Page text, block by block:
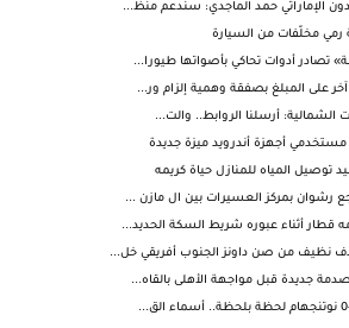
الإماراتي حمد الماجدي: سندعم منظ...
تصادر أدوات تحاكي بأصواتها طيورا...
على المبلغ بصفقة وهمية إلزام ور...
الشمالية: أرسلنا الروابط.. والت...
أجهزة أندرويد ميزة جديدة
توصيل المياه للمنازل حياة كريمه
رشوان بمركز العسيرات بين ال مازن ...
قطار أثناء عبوره شريط السكة الحديد...
نظيف من صن داونز الجنوب أفريقي خل...
جديدة قبل مواجهة الأهلى بالقاه...